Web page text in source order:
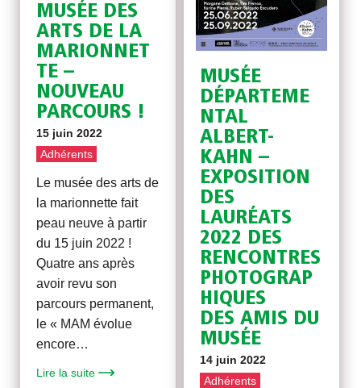
MUSÉE DES
ARTS DE LA
MARIONNET
TE –
NOUVEAU
PARCOURS !
15 juin 2022
Adhérents
Le musée des arts de
la marionnette fait
peau neuve à partir
du 15 juin 2022 !
Quatre ans après
avoir revu son
parcours permanent,
le « MAM évolue
encore…
Lire la suite
MUSÉE
DÉPARTEME
NTAL
ALBERT-
KAHN –
EXPOSITION
DES
LAURÉATS
2022 DES
RENCONTRES
PHOTOGRAP
HIQUES
DES AMIS DU
MUSÉE
14 juin 2022
Adhérents